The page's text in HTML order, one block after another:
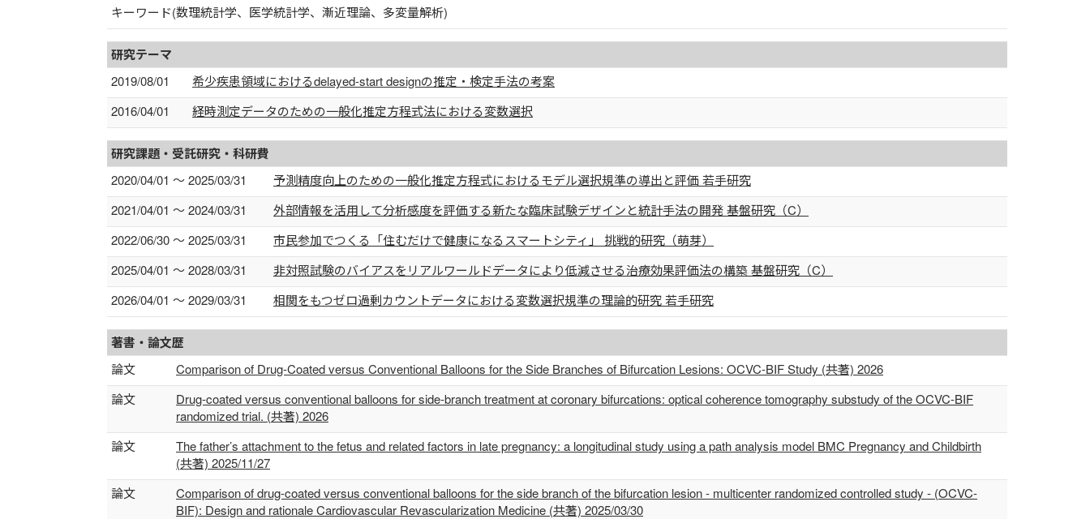
キーワード(数理統計学、医学統計学、漸近理論、多変量解析)
研究テーマ
2019/08/01
希少疾患領域におけるdelayed-start designの推定・検定手法の考案
2016/04/01
経時測定データのための一般化推定方程式法における変数選択
研究課題・受託研究・科研費
2020/04/01 ～ 2025/03/31
予測精度向上のための一般化推定方程式におけるモデル選択規準の導出と評価 若手研究
2021/04/01 ～ 2024/03/31
外部情報を活用して分析感度を評価する新たな臨床試験デザインと統計手法の開発 基盤研究（C）
2022/06/30 ～ 2025/03/31
市民参加でつくる「住むだけで健康になるスマートシティ」 挑戦的研究（萌芽）
2025/04/01 ～ 2028/03/31
非対照試験のバイアスをリアルワールドデータにより低減させる治療効果評価法の構築 基盤研究（C）
2026/04/01 ～ 2029/03/31
相関をもつゼロ過剰カウントデータにおける変数選択規準の理論的研究 若手研究
著書・論文歴
論文
Comparison of Drug-Coated versus Conventional Balloons for the Side Branches of Bifurcation Lesions: OCVC-BIF Study (共著) 2026
論文
Drug-coated versus conventional balloons for side-branch treatment at coronary bifurcations: optical coherence tomography substudy of the OCVC-BIF
randomized trial. (共著) 2026
論文
The father’s attachment to the fetus and related factors in late pregnancy: a longitudinal study using a path analysis model BMC Pregnancy and Childbirth
(共著) 2025/11/27
論文
Comparison of drug-coated versus conventional balloons for the side branch of the bifurcation lesion - multicenter randomized controlled study - (OCVC-
BIF): Design and rationale Cardiovascular Revascularization Medicine (共著) 2025/03/30